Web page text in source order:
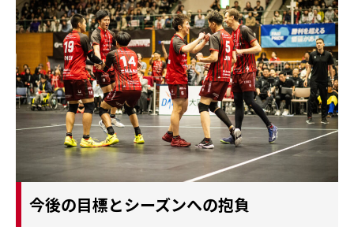
今後の目標とシーズンへの抱負